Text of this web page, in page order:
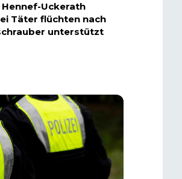
Uckerath
Täter flüchten nach
unterstützt